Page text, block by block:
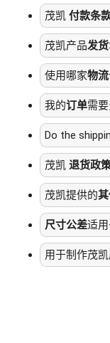
茂凯 付款条
茂凯产品发货
使用哪家物流
我的订单需
Do the
茂凯 退货政
茂凯提供的
尺寸公差适用
用于制作茂